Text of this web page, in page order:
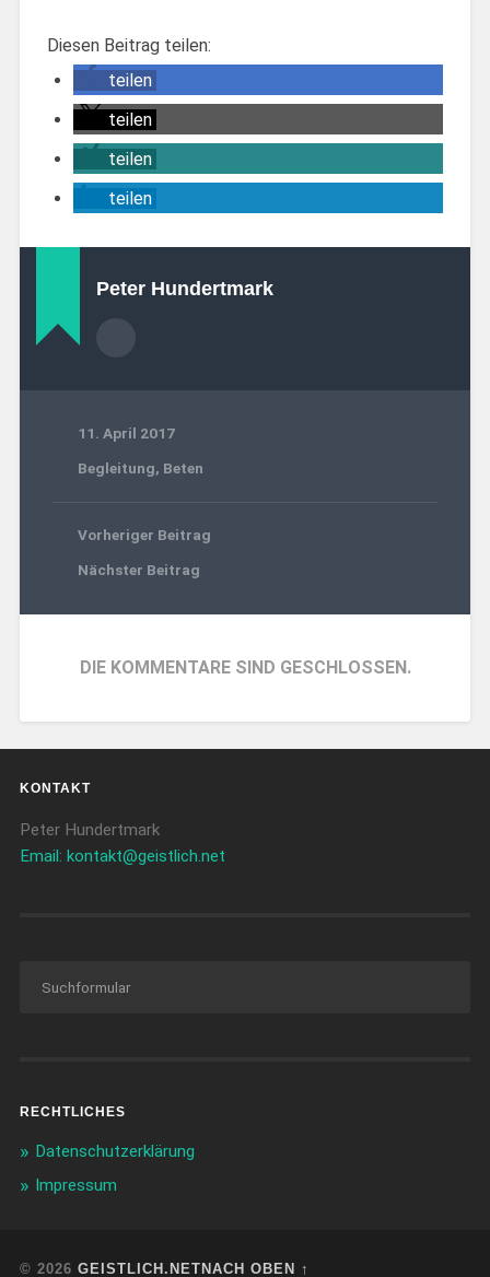
Diesen Beitrag teilen:
teilen
teilen
teilen
teilen
Peter Hundertmark
11. April 2017
Begleitung, Beten
Vorheriger Beitrag
Nächster Beitrag
DIE KOMMENTARE SIND GESCHLOSSEN.
KONTAKT
Peter Hundertmark
Email: kontakt@geistlich.net
RECHTLICHES
Datenschutzerklärung
Impressum
© 2026 GEISTLICH.NET NACH OBEN ↑